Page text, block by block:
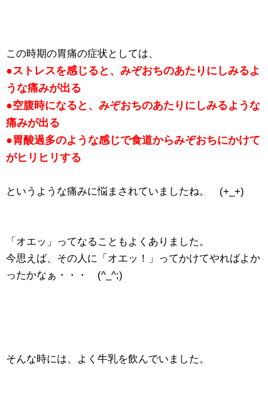
この時期の胃痛の症状としては、
●ストレスを感じると、みぞおちのあたりにしみるよ
うな痛みが出る
●空腹時になると、みぞおちのあたりにしみるような
痛みが出る
●胃酸過多のような感じで食道からみぞおちにかけて
がヒリヒリする
というような痛みに悩まされていましたね。 (+_+)
「オエッ」ってなることもよくありました。
今思えば、その人に「オエッ！」ってかけてやればよか
ったかなぁ・・・ (^_^;)
そんな時には、よく牛乳を飲んでいました。